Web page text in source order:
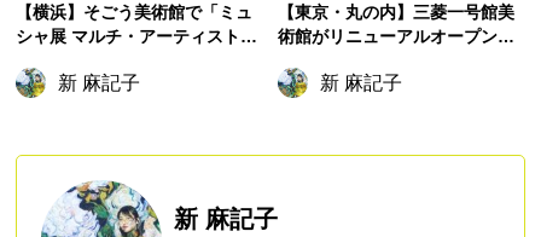
【横浜】そごう美術館で「ミュ
シャ展 マルチ・アーティストの
新 麻記子
【東京・丸の内】三菱一号館美
術館がリニューアルオープン！
ルーズ＝ロートレックとソフ
新 麻記子
新 麻記子